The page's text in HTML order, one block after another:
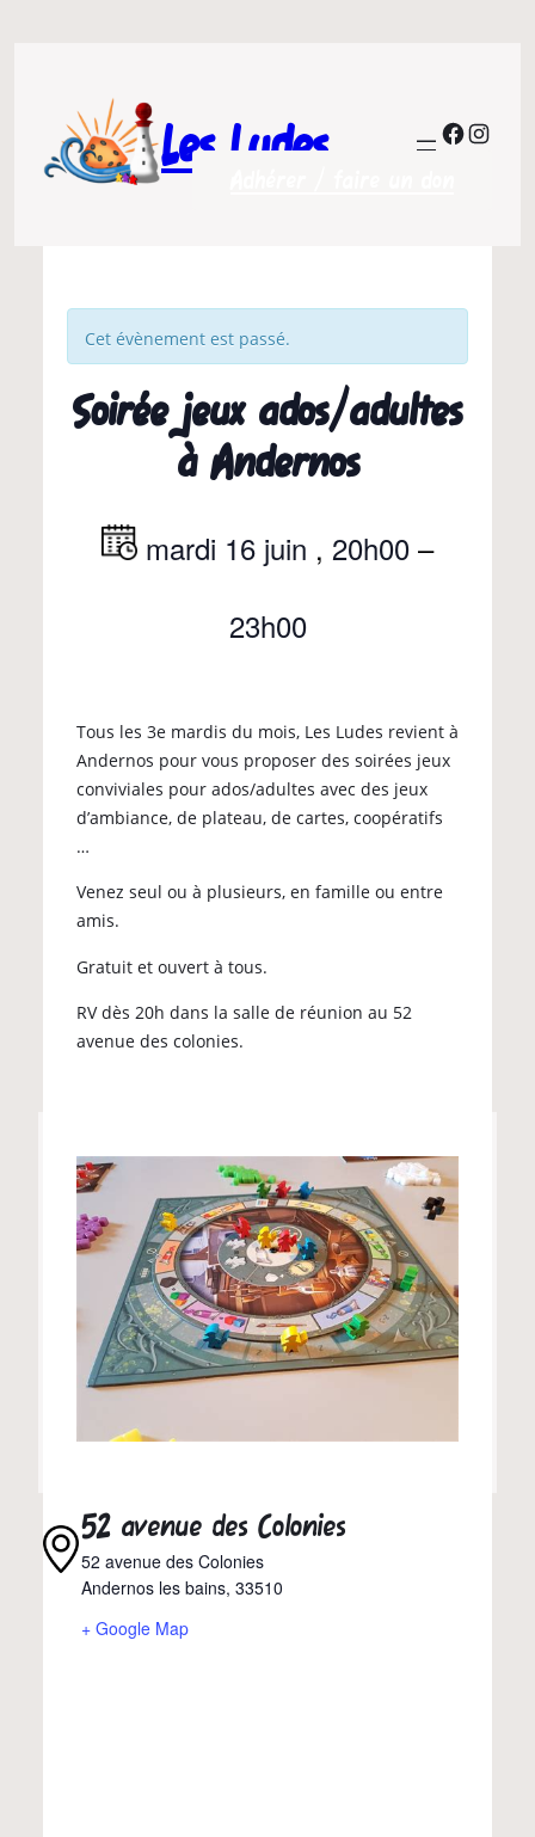
Les Ludes
Cet évènement est passé.
Soirée jeux ados/adultes
à Andernos
mardi 16 juin , 20h00 –
23h00
Tous les 3e mardis du mois, Les Ludes revient à
Andernos pour vous proposer des soirées jeux
conviviales pour ados/adultes avec des jeux
d’ambiance, de plateau, de cartes, coopératifs
…
Venez seul ou à plusieurs, en famille ou entre
amis.
Gratuit et ouvert à tous.
RV dès 20h dans la salle de réunion au 52
avenue des colonies.
52 avenue des Colonies
52 avenue des Colonies
Andernos les bains, 33510
+ Google Map